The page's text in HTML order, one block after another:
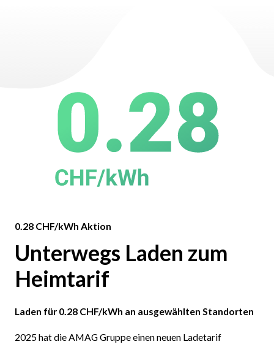
0.28 CHF/kWh Aktion
Unterwegs Laden zum
Heimtarif
Laden für 0.28 CHF/kWh an ausgewählten Standorten
2025 hat die AMAG Gruppe einen neuen Ladetarif